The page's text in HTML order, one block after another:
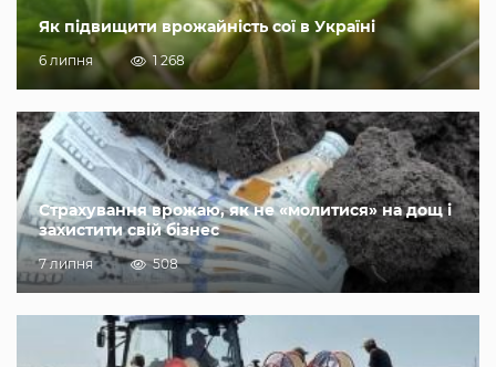
Як підвищити врожайність сої в Україні
6 липня 1 268
Страхування врожаю, як не «молитися» на дощ і
захистити свій бізнес
7 липня 508